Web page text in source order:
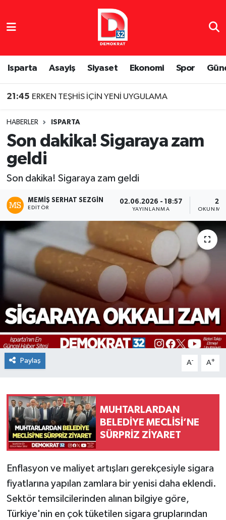
Isparta Asayiş Siyaset Ekonomi Spor
21:45 ERKEN TEŞHİS İÇİN YENİ UYGULAMA
HABERLER ISPARTA
Son dakika! Sigaraya zam
geldi
Son dakika! Sigaraya zam geldi
MEMIŞ SERHAT SEZGIN
EDITÖR
02.06.2026 - 18:57
YAYINLANMA
2
OKUNMA
Paylaş A- A+
MUHTARLARDAN
BELEDİYE MECLİSİ’NE
SÜRPRİZ ZİYARET
Enflasyon ve maliyet artışları gerekçesiyle sigara
fiyatlarına yapılan zamlara bir yenisi daha eklendi.
Sektör temsilcilerinden alınan bilgiye göre,
Türkiye'nin en çok tüketilen sigara gruplarından
Isparta Nöbetçi Eczaneler
Isparta Hava Durumu
Süper Lig Puan Durumu ve Fikstür
Tüm Manşetler